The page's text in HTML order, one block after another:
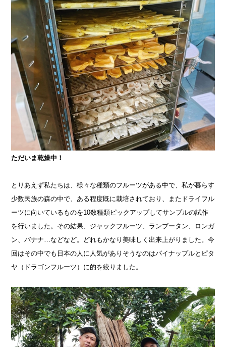
ただいま乾燥中！
とりあえず私たちは、様々な種類のフルーツがある中で、私が暮らす
少数民族の森の中で、ある程度既に栽培されており、またドライフル
ーツに向いているものを10数種類ピックアップしてサンプルの試作
を行いました。その結果、ジャックフルーツ、ランブータン、ロンガ
ン、バナナ…などなど。どれもかなり美味しく出来上がりました。今
回はその中でも日本の人に人気がありそうなのはパイナップルとピタ
ヤ（ドラゴンフルーツ）に的を絞りました。